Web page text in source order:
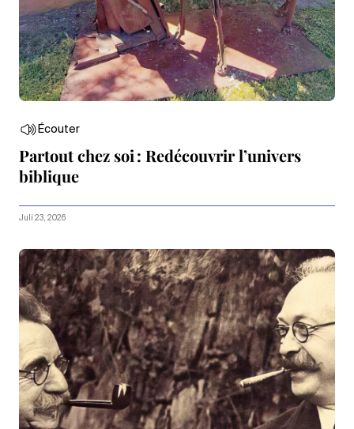
Écouter
Partout chez soi : Redécouvrir l’univers
biblique
Juli 23, 2026